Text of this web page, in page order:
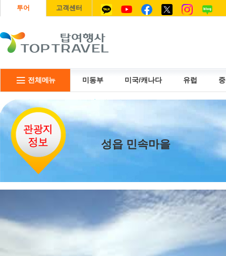
투어 고객센터
전체메뉴 미동부 미국/캐나다 유럽
리무진
성읍 민속마을